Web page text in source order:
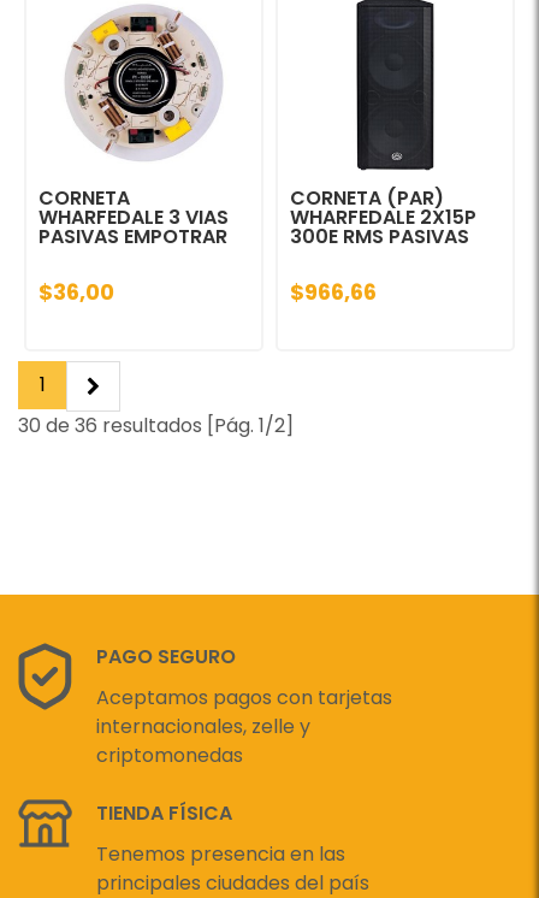
CORNETA
WHARFEDALE 3 VIAS
PASIVAS EMPOTRAR
$36,00
CORNETA (PAR)
WHARFEDALE 2X15P
300E RMS PASIVAS
$966,66
1
30 de 36 resultados [Pág. 1/2]
PAGO SEGURO
Aceptamos pagos con tarjetas
internacionales, zelle y
criptomonedas
TIENDA FÍSICA
Tenemos presencia en las
principales ciudades del país